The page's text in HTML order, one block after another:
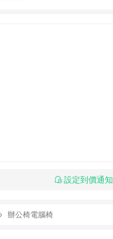
設定到價通知
辦公椅電腦椅